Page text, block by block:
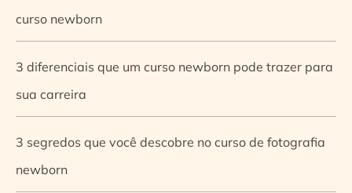
curso newborn
3 diferenciais que um curso newborn pode trazer para
sua carreira
3 segredos que você descobre no curso de fotografia
newborn